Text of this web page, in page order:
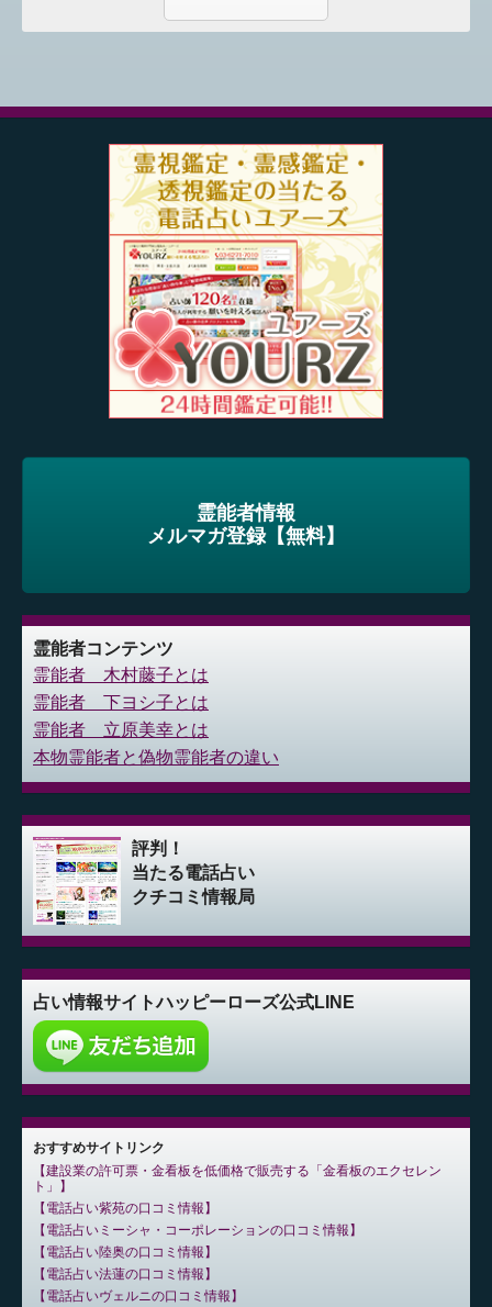
霊能者情報
メルマガ登録【無料】
霊能者コンテンツ
霊能者 木村藤子とは
霊能者 下ヨシ子とは
霊能者 立原美幸とは
本物霊能者と偽物霊能者の違い
評判！
当たる電話占い
クチコミ情報局
占い情報サイトハッピーローズ公式LINE
おすすめサイトリンク
建設業の許可票・金看板を低価格で販売する「金看板のエクセレン
ト」
電話占い紫苑の口コミ情報
電話占いミーシャ・コーポレーションの口コミ情報
電話占い陸奥の口コミ情報
電話占い法蓮の口コミ情報
電話占いヴェルニの口コミ情報